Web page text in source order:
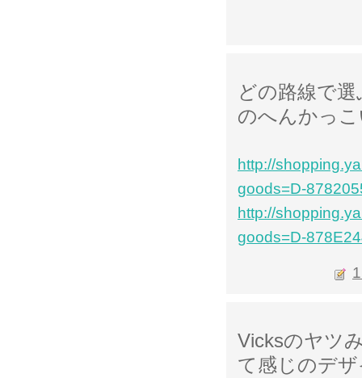
どの路線で
のへんかっ
http://
goods=D-
http://
goods=D-
Vicksのヤツ
て感じのデ